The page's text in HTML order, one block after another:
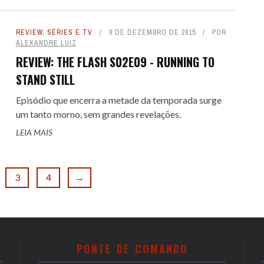
REVIEW, SÉRIES E TV 9 DE DEZEMBRO DE 2015
POR
ALEXANDRE LUIZ
REVIEW: THE FLASH S02E09 - RUNNING TO
STAND STILL
Episódio que encerra a metade da temporada surge
um tanto morno, sem grandes revelações.
LEIA MAIS
3 4 →
PONTE DE COMANDO